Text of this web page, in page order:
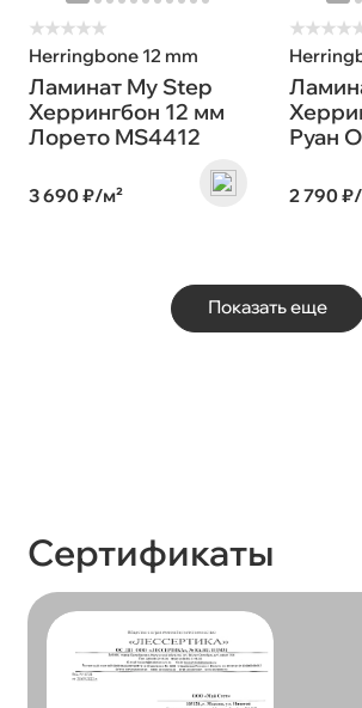
★★★★★
Herringbone 12 mm
Ламинат My Step
Херрингбон 12 мм
Лорето MS4412
3 690 ₽/м²
★★★★
Руан
2 790
Показать еще
Сертификаты